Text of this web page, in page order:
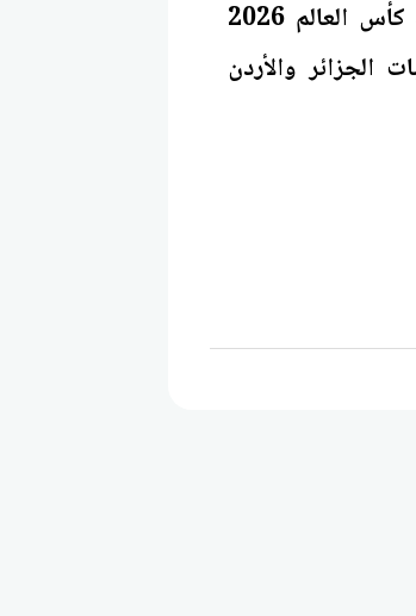
مستوى ممكن خلال مشوار الأرجنتين في البطولة، وكانت قرعة كأس العالم 2026
الجزائر والأردن